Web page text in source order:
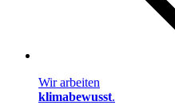
Wir arbeiten
klimabewusst.